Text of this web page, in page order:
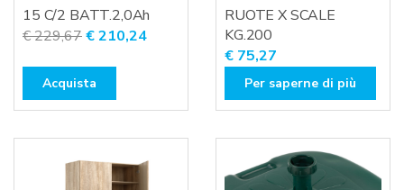
15 C/2 BATT.2,0Ah
€229,67Il
originale
era:
€210,24Il
Acquista
RUOTE X SCALE
KG.200
€ 75,27
Per saperne di più